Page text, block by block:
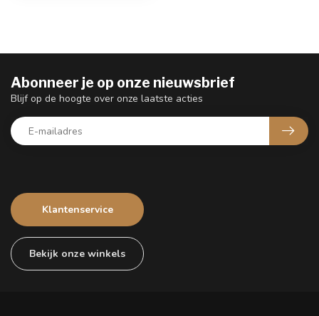
Klantenservice
Bekijk onze winkels
Abonneer je op onze nieuwsbrief
Blijf op de hoogte over onze laatste acties